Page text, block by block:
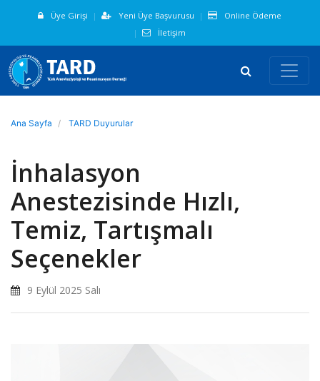
Üye Girişi Yeni Üye Başvurusu
Online Ödeme
İletişim
Ana Sayfa TARD Duyurular
İnhalasyon
Anestezisinde Hızlı,
Temiz, Tartışmalı
Seçenekler
9 Eylül 2025 Salı